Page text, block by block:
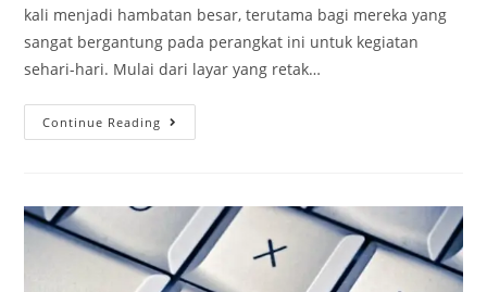
kali menjadi hambatan besar, terutama bagi mereka yang
sangat bergantung pada perangkat ini untuk kegiatan
sehari-hari. Mulai dari layar yang retak…
Continue Reading